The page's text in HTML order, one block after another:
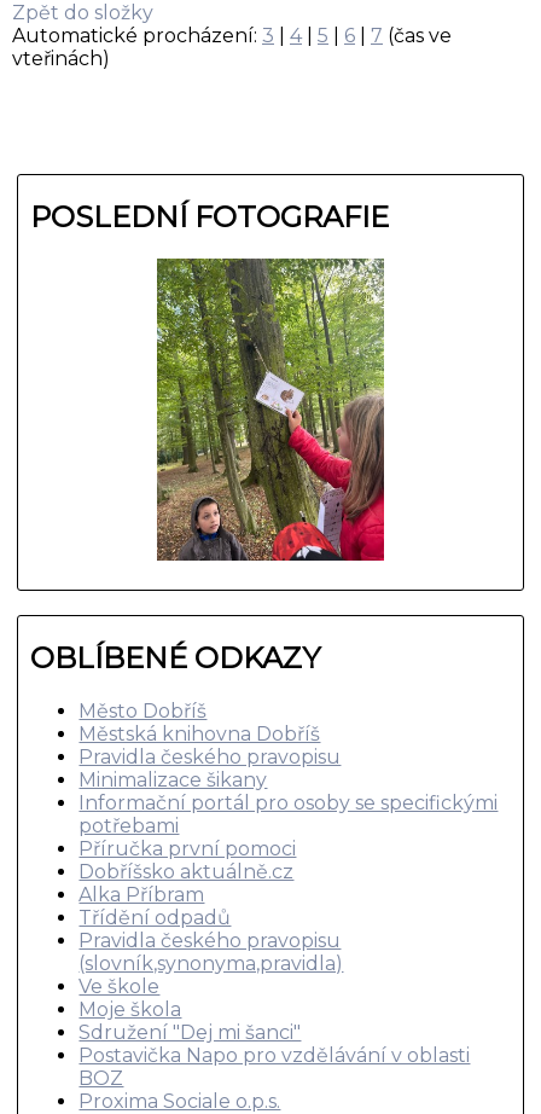
Zpět do složky
Automatické procházení: 3 4| 5 6 7 (čas ve
vteřinách)
POSLEDNÍ FOTOGRAFIE
OBLÍBENÉ ODKAZY
Město Dobříš
Městská knihovna Dobříš
Pravidla českého pravopisu
Minimalizace šikany
Informační portál pro osoby se specifickými
potřebami
Příručka první pomoci
Dobříšsko aktuálně.cz
Alka Příbram
Třídění odpadů
Pravidla českého pravopisu
(slovník,synonyma,pravidla)
Ve škole
Moje škola
Sdružení "Dej mi šanci"
Postavička Napo pro vzdělávání v oblasti
BOZ
Proxima Sociale o.p.s.